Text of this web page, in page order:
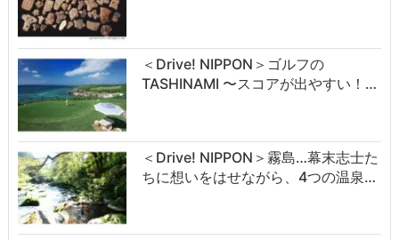
＜Drive! NIPPON＞ゴルフの
TASHINAMI 〜スコアが出やすい！…
＜Drive! NIPPON＞霧島…幕末志士た
ちに想いをはせながら、4つの温泉…